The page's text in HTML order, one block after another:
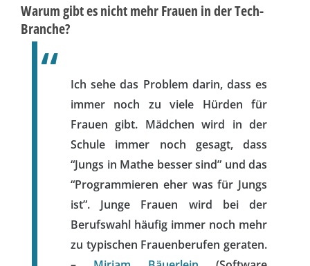
Warum gibt es nicht mehr Frauen in der Tech-
Branche?
Ich sehe das Problem darin, dass es
immer noch zu viele Hürden für
Frauen gibt. Mädchen wird in der
Schule immer noch gesagt, dass
“Jungs in Mathe besser sind” und das
“Programmieren eher was für Jungs
ist”. Junge Frauen wird bei der
Berufswahl häufig immer noch mehr
zu typischen Frauenberufen geraten.